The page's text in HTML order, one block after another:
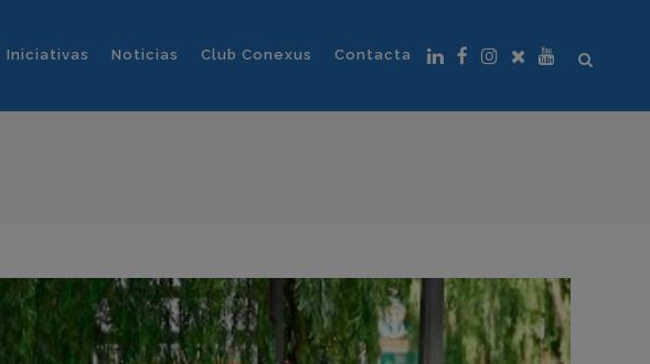
Iniciativas Noticias Club Conexus Contacta